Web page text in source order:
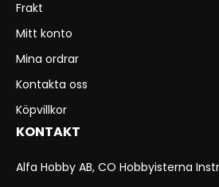
Frakt
Mitt konto
Mina ordrar
Kontakta oss
Köpvillkor
KONTAKT
Alfa Hobby AB, CO Hobbyisterna